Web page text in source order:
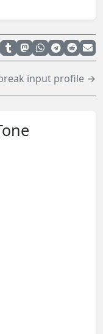
input profile →